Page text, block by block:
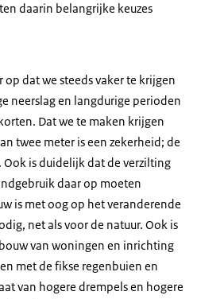
daarin belangrijke keuzes
op dat we steeds vaker te krijgen
neerslag en langdurige perioden
Dat we te maken krijgen
twee meter is een zekerheid; de
Ook is duidelijk dat de verzilting
daar op moeten
is met oog op het veranderende
net als voor de natuur. Ook is
van woningen en inrichting
met de fikse regenbuien en
van hogere drempels en hogere